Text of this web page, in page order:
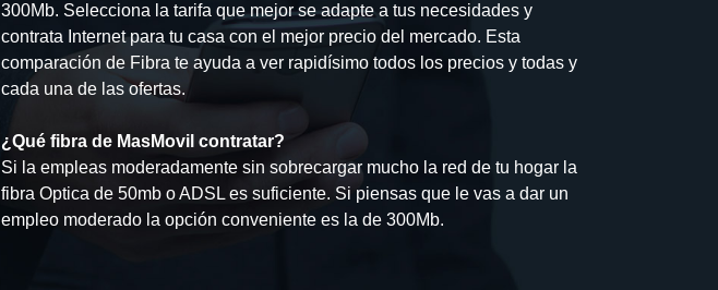
300Mb. Selecciona la tarifa que mejor se adapte a tus necesidades y
contrata Internet para tu casa con el mejor precio del mercado. Esta
comparación de Fibra te ayuda a ver rapidísimo todos los precios y todas y
cada una de las ofertas.
¿Qué fibra de MasMovil contratar?
Si la empleas moderadamente sin sobrecargar mucho la red de tu hogar la
fibra Optica de 50mb o ADSL es suficiente. Si piensas que le vas a dar un
empleo moderado la opción conveniente es la de 300Mb.